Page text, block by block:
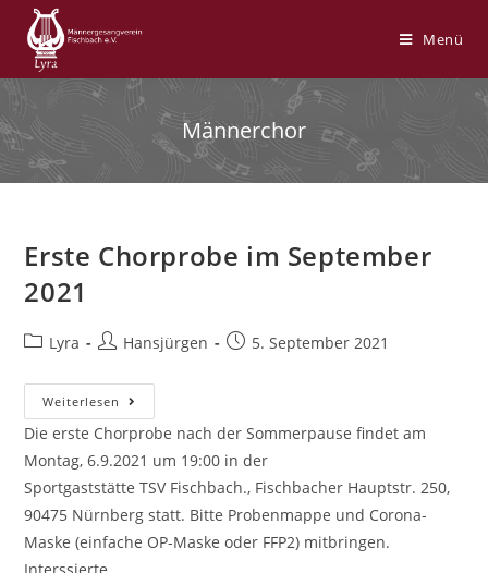
Inhalt
springen
Menü
Männerchor
Erste Chorprobe im September
2021
Beitrags-
Lyra
Beitrags-
Hansjürgen
Beitrag5. September 2021
Weiterlesen Erste
Chorprobe
Im
September
2021
Die erste Chorprobe nach der Sommerpause findet am
Montag, 6.9.2021 um 19:00 in der
Sportgaststätte TSV Fischbach., Fischbacher Hauptstr. 250,
90475 Nürnberg statt. Bitte Probenmappe und Corona-
Maske (einfache OP-Maske oder FFP2) mitbringen.